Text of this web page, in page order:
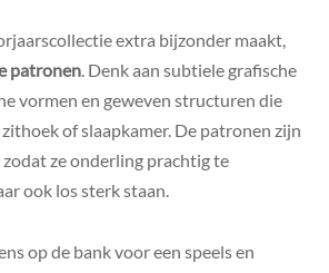
extra bijzonder maakt,
patronen. Denk aan subtiele grafische
vormen en geweven structuren die
of slaapkamer. De patronen zijn
ze onderling prachtig te
ook los sterk staan.
op de bank voor een speels en